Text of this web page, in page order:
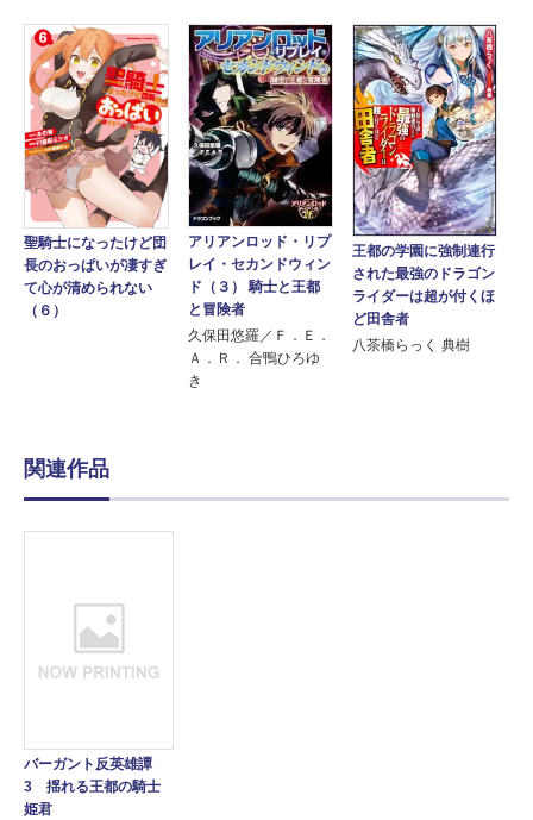
聖騎士になったけど団
長のおっぱいが凄すぎ
て心が清められない
（６）
アリアンロッド・リプ
レイ・セカンドウィン
ド（３） 騎士と王都
と冒険者
久保田悠羅／Ｆ．Ｅ．
Ａ．Ｒ． 合鴨ひろゆ
き
王都の学園に強制連行
された最強のドラゴン
ライダーは超が付くほ
ど田舎者
八茶橋らっく 典樹
関連作品
バーガント反英雄譚
3 揺れる王都の騎士
姫君